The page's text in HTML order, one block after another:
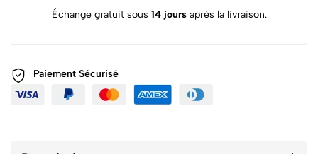
Échange gratuit sous 14 joursaprès la livraison.
Paiement Sécurisé